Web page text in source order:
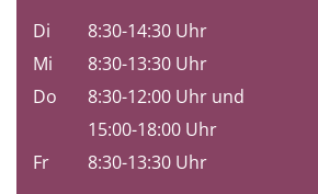
Di
8:30-14:30 Uhr
Mi
8:30-13:30 Uhr
Do
8:30-12:00 Uhr und
15:00-18:00 Uhr
Fr
8:30-13:30 Uhr